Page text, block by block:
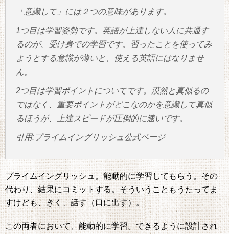
「意識して」には２つの意味があります。
1つ目は学習姿勢です。英語が上達しない人に共通す
るのが、受け身での学習です。習ったことを使ってみ
ようとする意識が薄いと、使える英語にはなりませ
ん。
2つ目は学習ポイントについてです。漠然と真似るの
ではなく、重要ポイントがどこなのかを意識して真似
るほうが、上達スピードが圧倒的に速いです。
引用:プライムイングリッシュ公式ページ
プライムイングリッシュ。能動的に学習してもらう。その
代わり、結果にコミットする。そういうこともうたってま
すけども、きく、話す（口に出す）。
この両者において、能動的に学習。できるように設計され